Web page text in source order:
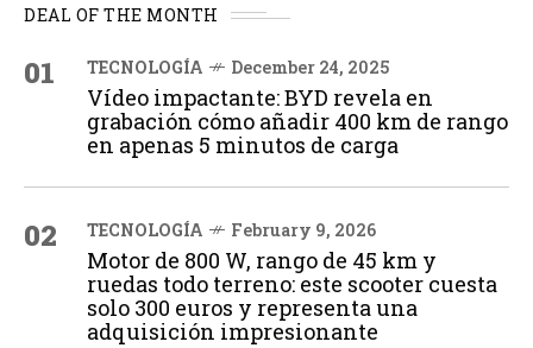
DEAL OF THE MONTH
01 TECNOLOGÍA December 24, 2025
Vídeo impactante: BYD revela en
grabación cómo añadir 400 km de rango
en apenas 5 minutos de carga
02 TECNOLOGÍA February 9, 2026
Motor de 800 W, rango de 45 km y
ruedas todo terreno: este scooter cuesta
solo 300 euros y representa una
adquisición impresionante